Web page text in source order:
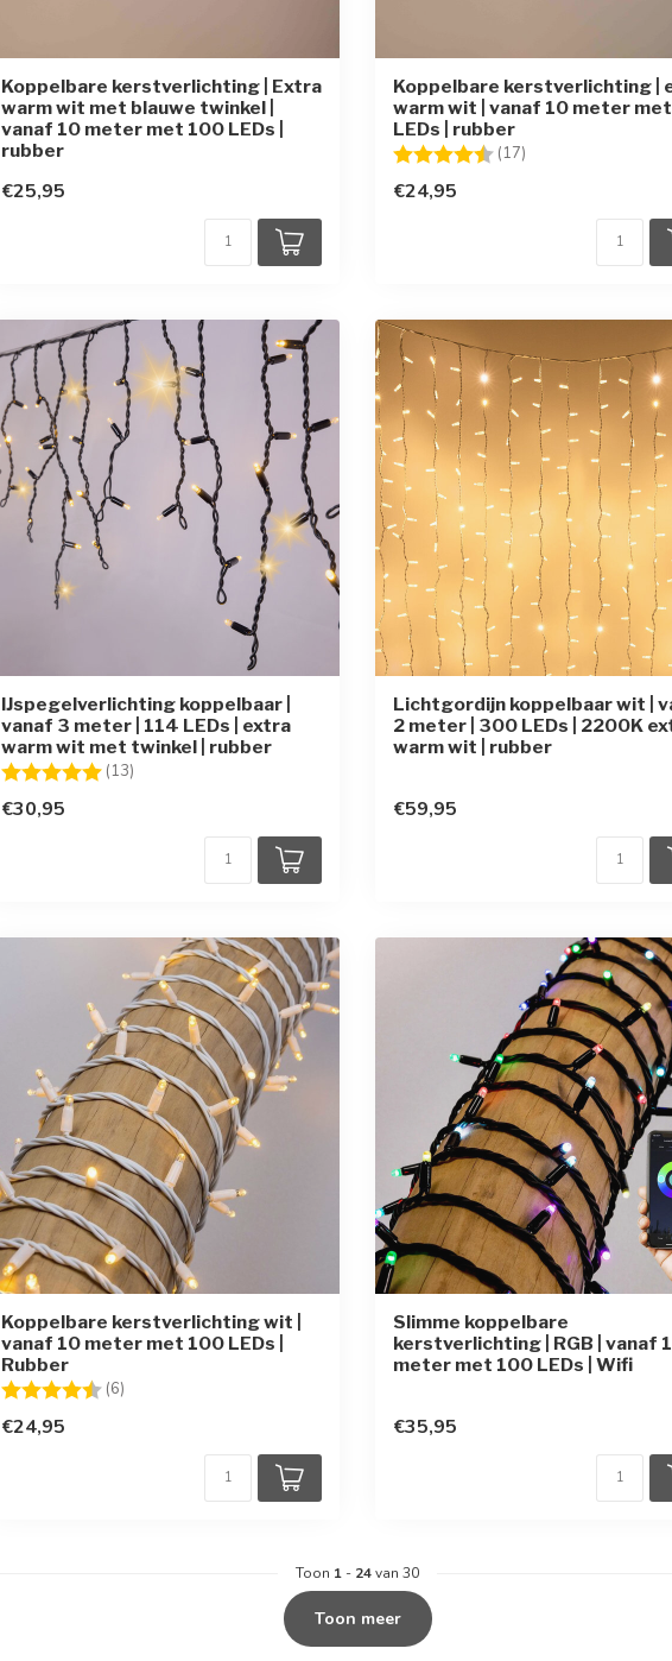
Koppelbare kerstverlichting | Extra
warm wit met blauwe twinkel |
vanaf 10 meter met 100 LEDs |
rubber
€25,95
Koppelbare kerstverlichting |
warm wit | vanaf 10 meter
LEDs | rubber
Beoordeling: (17)
€24,95
IJspegelverlichting koppelbaar |
vanaf 3 meter | 114 LEDs | extra
warm wit met twinkel | rubber
Beoordeling: (13)
€30,95
Lichtgordijn koppelbaar wit |
2 meter | 300 LEDs | 2200K
warm wit | rubber
€59,95
Koppelbare kerstverlichting wit |
vanaf 10 meter met 100 LEDs |
Rubber
Beoordeling: (6)
€24,95
Slimme koppelbare
kerstverlichting | RGB | vanaf
meter met 100 LEDs | Wifi
€35,95
Toon 1 - 24van 30
Toon meer